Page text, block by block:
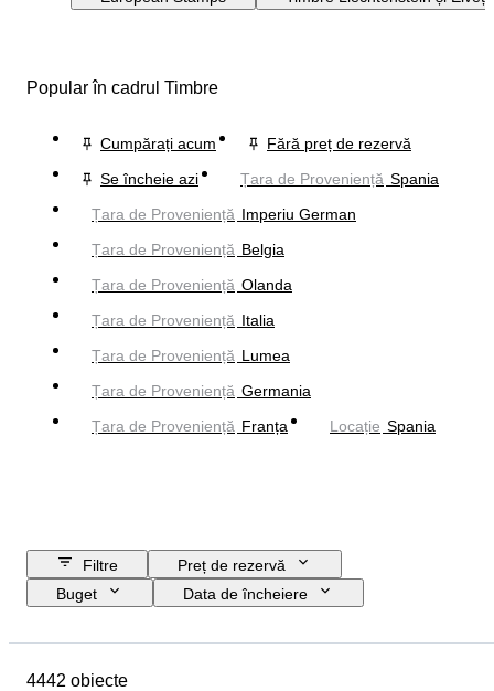
Popular în cadrul Timbre
Cumpărați acum
Fără preț de rezervă
Se încheie azi
Țara de Proveniență Spania
Țara de Proveniență Imperiu German
Țara de Proveniență Belgia
Țara de Proveniență Olanda
Țara de Proveniență Italia
Țara de Proveniență Lumea
Țara de Proveniență Germania
Țara de Proveniență Franța Locație Spania
Filtre
Preț de rezervă
Buget
Data de încheiere
Sexul
4442 obiecte